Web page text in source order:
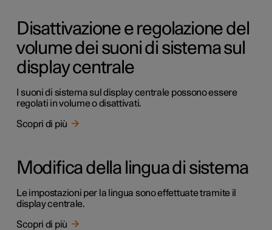
Disattivazione e regolazione del
volume dei suoni di sistema sul
display centrale
I suoni di sistema sul display centrale possono essere
regolati in volume o disattivati.
Scopri di più
Modifica della lingua di sistema
Le impostazioni per la lingua sono effettuate tramite il
display centrale.
Scopri di più